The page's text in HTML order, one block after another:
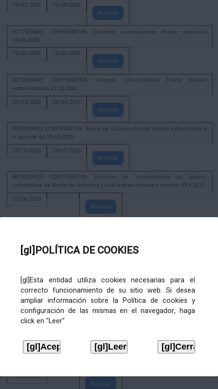
[gl]POLÍTICA DE COOKIES
[gl]Esta entidad utiliza cookies necesarias para el
correcto funcionamiento de su sitio web. Si desea
ampliar información sobre la Política de cookies y
configuración de las mismas en el navegador, haga
click en "Leer"
15/07/2026
15/08/2026
Amosar
ACTIVIDADE CORPORATIVA. Decreto convocatoria Pleno ordinario
14.05.2026
12/05/2026
12/05/2027
Amosar
ACTIVIDADE CORPORATIVA Decreto convocatoria Pleno sesión
extraordinaria 27.03.2026
25/03/2026
26/04/2027
Amosar
ACTIVIDADE CORPORATIVA. Xunta de Goberno Local sesión extraordinaria
e urxente do 29-10-2025
29/10/2025
29/11/2026
Amosar
ACTIVIDADE CORPORATIVA. Decreto de convocatoria da sesión
constitutiva da Xunta de Goberno Local extraordinaria e urxente 21.6.2023
22/06/2023
Amosar
Amosar
28/12/2020
Amosar
ACTIVIDADE CORPORATIVA. Extracto do Pleno ordinario de data 2.7.2020
ACTIVIDADE CORPORATIVA. Extracto da Xunta de Goberno Local de 17 de
18/06/2020
Amosar